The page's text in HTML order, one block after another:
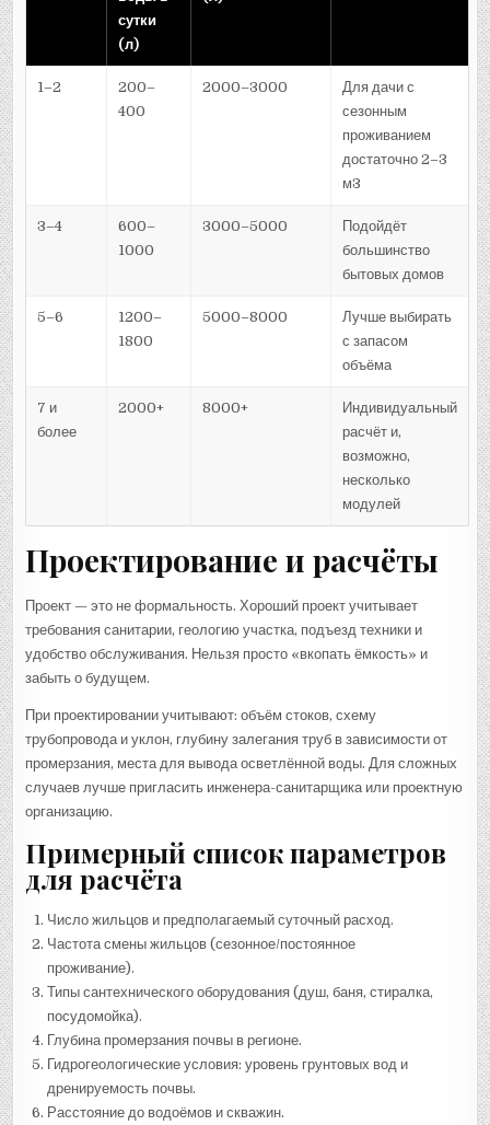
сутки
(л)
1–2
200–
400
2000–3000
Для дачи с
сезонным
проживанием
достаточно 2–3
м3
3–4
600–
1000
3000–5000
Подойдёт
большинство
бытовых домов
5–6
1200–
1800
5000–8000
Лучше выбирать
с запасом
объёма
7 и
более
2000+ 8000+
Индивидуальный
расчёт и,
возможно,
несколько
модулей
Проектирование и расчёты
Проект — это не формальность. Хороший проект учитывает
требования санитарии, геологию участка, подъезд техники и
удобство обслуживания. Нельзя просто «вкопать ёмкость» и
забыть о будущем.
При проектировании учитывают: объём стоков, схему
трубопровода и уклон, глубину залегания труб в зависимости от
промерзания, места для вывода осветлённой воды. Для сложных
случаев лучше пригласить инженера-санитарщика или проектную
организацию.
Примерный список параметров
для расчёта
Число жильцов и предполагаемый суточный расход.
Частота смены жильцов (сезонное/постоянное
проживание).
Типы сантехнического оборудования (душ, баня, стиралка,
посудомойка).
Глубина промерзания почвы в регионе.
Гидрогеологические условия: уровень грунтовых вод и
дренируемость почвы.
Расстояние до водоёмов и скважин.